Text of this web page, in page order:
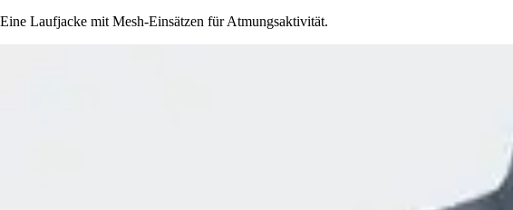
Eine Laufjacke mit Mesh-Einsätzen für Atmungsaktivität.